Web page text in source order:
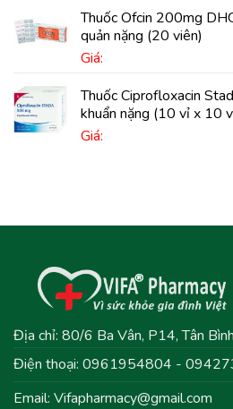
Thuốc Ofcin 200mg
quản nặng (20 viên)
Giá:
Thuốc Ciprofloxacin
khuẩn nặng (10 vỉ x 10
Giá:
Địa chỉ: 80/6 Ba Vân, P14, Tân
Điện thoại: 0961954804 -
Email: Vifapharmacy@gmail.com